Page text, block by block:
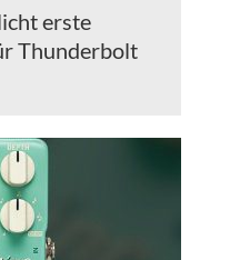
erste
Thunderbolt